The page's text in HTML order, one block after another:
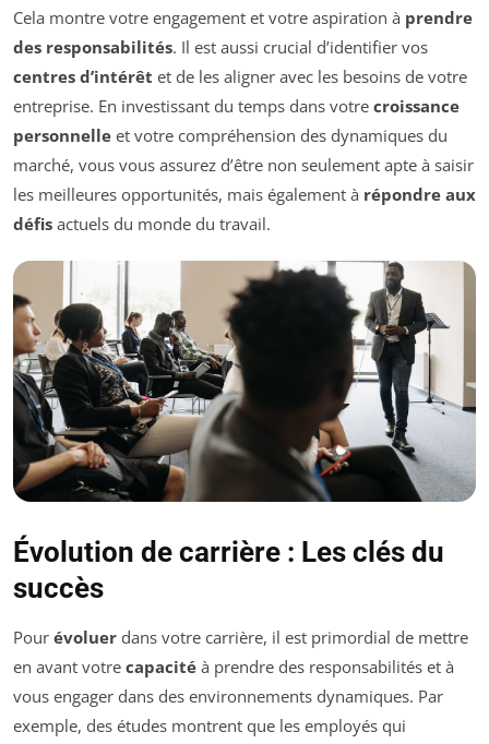
Cela montre votre engagement et votre aspiration à prendre
des responsabilités. Il est aussi crucial d’identifier vos
centres d’intérêt et de les aligner avec les besoins de votre
entreprise. En investissant du temps dans votre croissance
personnelle et votre compréhension des dynamiques du
marché, vous vous assurez d’être non seulement apte à saisir
les meilleures opportunités, mais également à répondre aux
défis actuels du monde du travail.
Évolution de carrière : Les clés du
succès
Pour évoluer dans votre carrière, il est primordial de mettre
en avant votre capacité à prendre des responsabilités et à
vous engager dans des environnements dynamiques. Par
exemple, des études montrent que les employés qui